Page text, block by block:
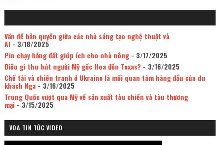
Vấn đề bản quyền giữa các nhà sáng tạo nghệ thuật và
AI- 3/18/2025
Pin chạy bằng đất giúp ích cho nhà nông- 3/17/2025
Điều gì thu hút người Mỹ gốc Hoa đến Texas?- 3/16/2025
Chế tài và chiến tranh ở Ukraine là mối quan tâm hàng đầu của du
khách Nga- 3/16/2025
Trung Quốc vượt qua Mỹ về sản xuất tàu chiến và tàu thương
mại- 3/15/2025
VOA TIN TỨC VIDEO